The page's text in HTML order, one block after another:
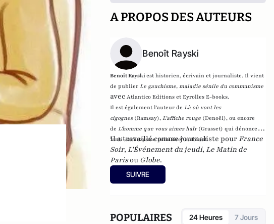
A PROPOS DES AUTEURS
Benoît Rayski
Benoît Rayskiest historien, écrivain et journaliste. Il vient
de publierLe gauchisme, maladie sénile du communisme
avecAtlantico Editions et Eyrolles E-books.
Il est également l'auteur deLà où vont les
cigognes (Ramsay),L'affiche rouge (Denoël), ou encore
deL'homme que vous aimez haïr (Grasset) qui dénonce l'
"anti-sarkozysme primaire" ambiant.
Il a travaillé comme journaliste pour France
Soir, L'Événement du jeudi, Le Matin de
Parisou Globe.
SUIVRE
POPULAIRES 24 Heures 7 Jours